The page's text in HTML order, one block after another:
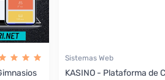
Sistemas Web
KASINO - Plataforma de